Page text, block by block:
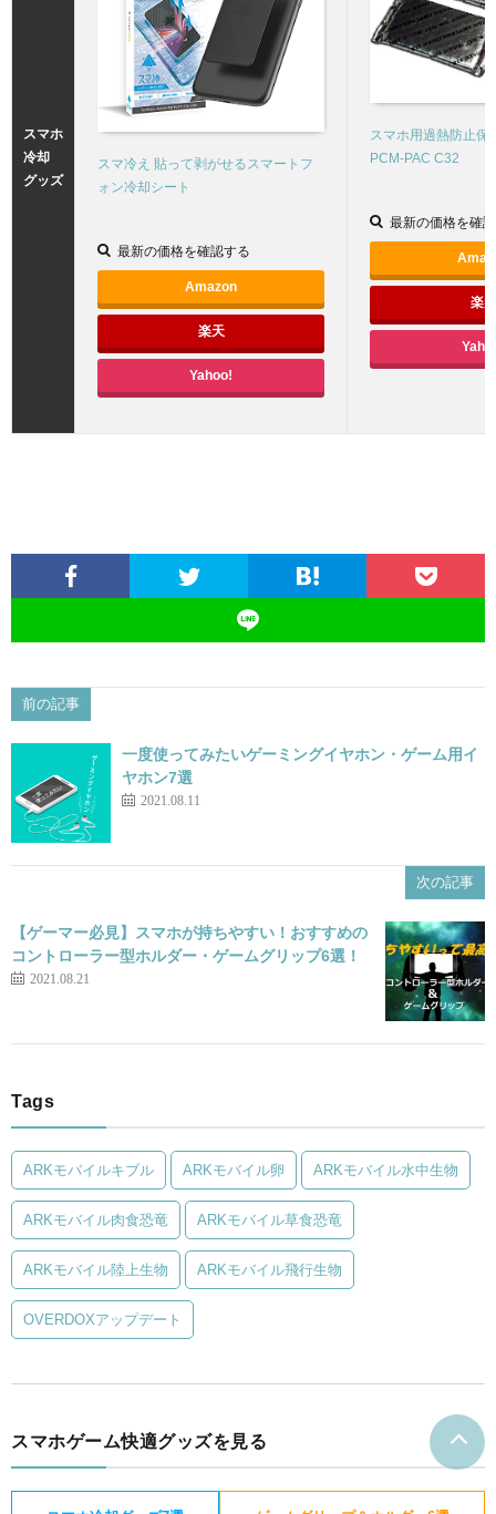
スマホ
冷却
グッズ
スマ冷え 貼って剥がせるスマートフ
ォン冷却シート
最新の価格を確認する
Amazon
楽天
Yahoo!
スマホ用過熱防止保
PCM-PAC C32
最新の価格を確
楽天
前の記事
一度使ってみたいゲーミングイヤホン・ゲーム用イ
ヤホン7選
2021.08.11
次の記事
【ゲーマー必見】スマホが持ちやすい！おすすめの
コントローラー型ホルダー・ゲームグリップ6選！
2021.08.21
Tags
ARKモバイルキブル ARKモバイル卵 ARKモバイル水中生物
ARKモバイル肉食恐竜 ARKモバイル草食恐竜
ARKモバイル陸上生物 ARKモバイル飛行生物
OVERDOXアップデート
スマホゲーム快適グッズを見る